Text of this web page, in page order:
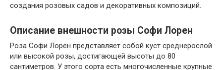
создания розовых садов и декоративных композиций.
Описание внешности розы Софи Лорен
Роза Софи Лорен представляет собой куст среднерослой
или высокой розы, достигающей высоты до 80
сантиметров. У этого сорта есть многочисленные крупные